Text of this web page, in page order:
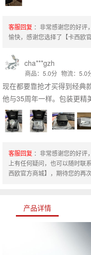
客服回复 ：非常感谢您的好评
愉快，感谢您选择了【卡西欧
cha***gzh
商品：5.0分 物流：5.0
现在都要靠抢才买得到经典
他与35周年一样。包装更精
客服回复 ：非常感谢您的好评
上有任何疑问，也可以随时联
西欧官方商城】，期待您的再次
产品详情